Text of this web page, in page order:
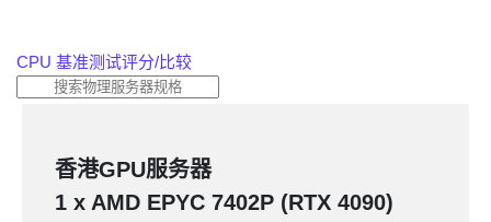
CPU 基准测试评分/比较
香港GPU服务器
1 x AMD EPYC 7402P (RTX 4090)